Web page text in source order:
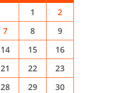
1
2
7 8
9
14 15
16
21 22
23
28 29
30